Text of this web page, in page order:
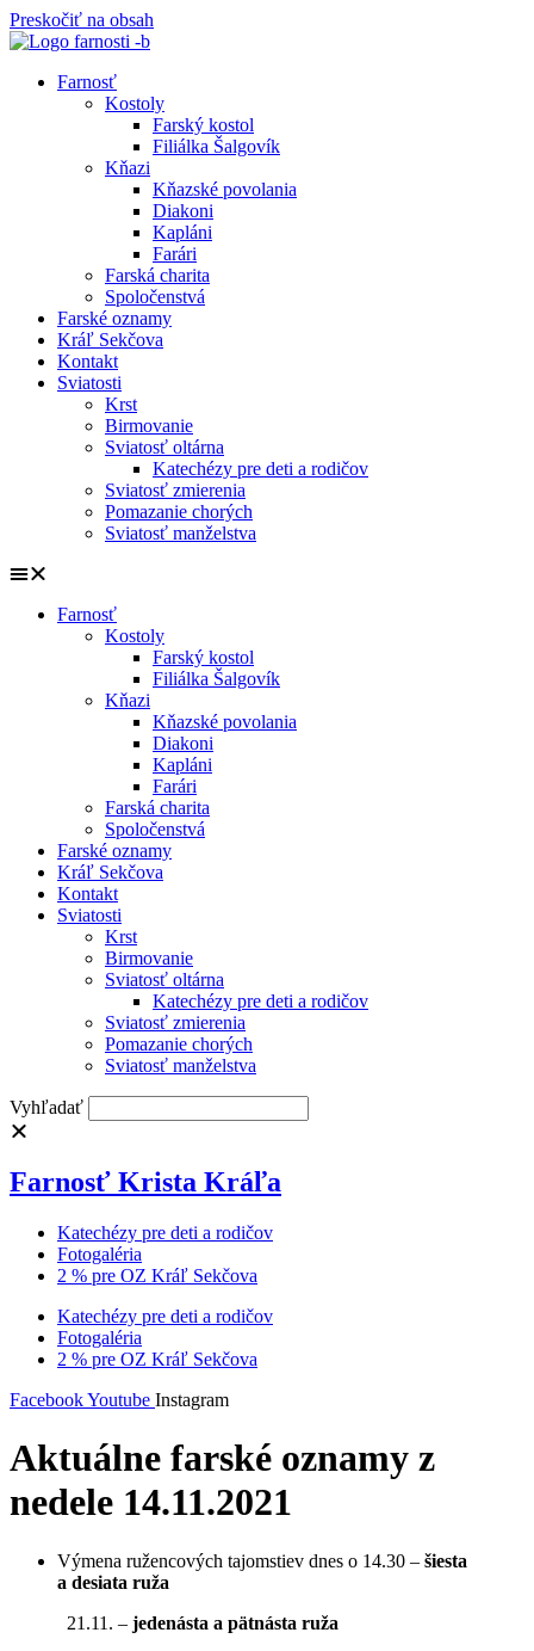
Preskočiť na obsah
Farnosť
Kostoly
Farský kostol
Filiálka Šalgovík
Kňazi
Kňazské povolania
Diakoni
Kapláni
Farári
Farská charita
Spoločenstvá
Farské oznamy
Kráľ Sekčova
Kontakt
Sviatosti
Krst
Birmovanie
Sviatosť oltárna
Katechézy pre deti a rodičov
Sviatosť zmierenia
Pomazanie chorých
Sviatosť manželstva
Farnosť
Kostoly
Farský kostol
Filiálka Šalgovík
Kňazi
Kňazské povolania
Diakoni
Kapláni
Farári
Farská charita
Spoločenstvá
Farské oznamy
Kráľ Sekčova
Kontakt
Sviatosti
Krst
Birmovanie
Sviatosť oltárna
Katechézy pre deti a rodičov
Sviatosť zmierenia
Pomazanie chorých
Sviatosť manželstva
Vyhľadať
Farnosť Krista Kráľa
Katechézy pre deti a rodičov
Fotogaléria
2 % pre OZ Kráľ Sekčova
Katechézy pre deti a rodičov
Fotogaléria
2 % pre OZ Kráľ Sekčova
FacebookYoutube Instagram
Aktuálne farské oznamy z
nedele 14.11.2021
Výmena ružencových tajomstiev dnes o 14.30 – šiesta
a desiata ruža
21.11. – jedenásta a pätnásta ruža